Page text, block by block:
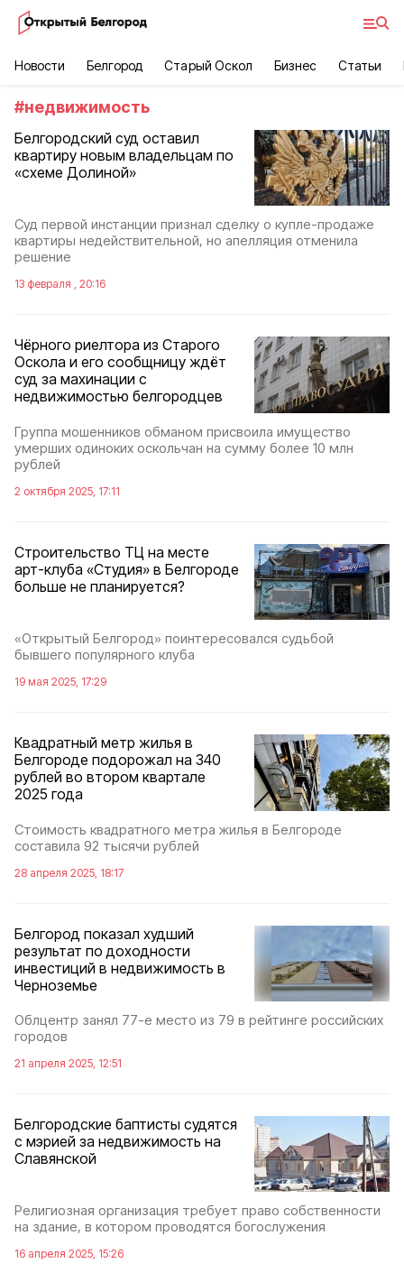
Новости Белгород Старый Оскол Бизнес Статьи
#недвижимость
Белгородский суд оставил
квартиру новым владельцам по
«схеме Долиной»
Суд первой инстанции признал сделку о купле-продаже
квартиры недействительной, но апелляция отменила
решение
13 февраля , 20:16
Чёрного риелтора из Старого
Оскола и его сообщницу ждёт
суд за махинации с
недвижимостью белгородцев
Группа мошенников обманом присвоила имущество
умерших одиноких оскольчан на сумму более 10 млн
рублей
2 октября 2025, 17:11
Строительство ТЦ на месте
арт-клуба «Студия» в Белгороде
больше не планируется?
«Открытый Белгород» поинтересовался судьбой
бывшего популярного клуба
19 мая 2025, 17:29
Квадратный метр жилья в
Белгороде подорожал на 340
рублей во втором квартале
2025 года
Стоимость квадратного метра жилья в Белгороде
составила 92 тысячи рублей
28 апреля 2025, 18:17
Белгород показал худший
результат по доходности
инвестиций в недвижимость в
Черноземье
Облцентр занял 77-е место из 79 в рейтинге российских
городов
21 апреля 2025, 12:51
Белгородские баптисты судятся
с мэрией за недвижимость на
Славянской
Религиозная организация требует право собственности
на здание, в котором проводятся богослужения
16 апреля 2025, 15:26